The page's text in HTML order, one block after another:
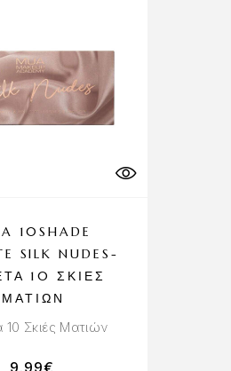
10SHADE
SILK NUDES-
10 ΣΚΙΈΣ
ΜΑΤΙΏΝ
10 Σκιές Ματιών
9.99€